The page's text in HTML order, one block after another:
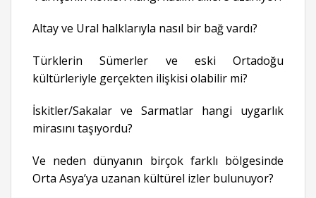
Altay ve Ural halklarıyla nasıl bir bağ vardı?
Türklerin Sümerler ve eski Ortadoğu
kültürleriyle gerçekten ilişkisi olabilir mi?
İskitler/Sakalar ve Sarmatlar hangi uygarlık
mirasını taşıyordu?
Ve neden dünyanın birçok farklı bölgesinde
Orta Asya’ya uzanan kültürel izler bulunuyor?